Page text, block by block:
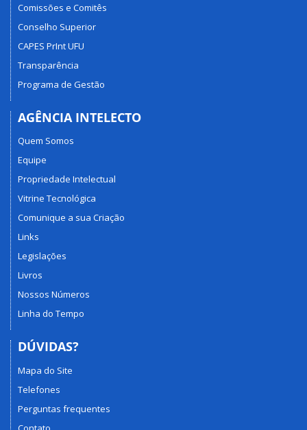
Comissões e Comitês
Conselho Superior
CAPES PrInt UFU
Transparência
Programa de Gestão
AGÊNCIA INTELECTO
Quem Somos
Equipe
Propriedade Intelectual
Vitrine Tecnológica
Comunique a sua Criação
Links
Legislações
Livros
Nossos Números
Linha do Tempo
DÚVIDAS?
Mapa do Site
Telefones
Perguntas frequentes